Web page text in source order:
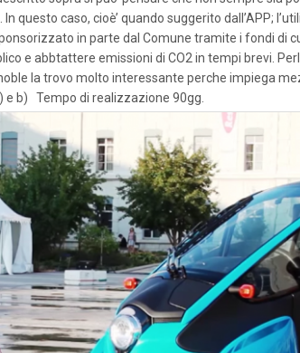
questo caso, cioè’ quando suggerito dall’APP;
in parte dal Comune tramite i fondi di
e abbtattere emissioni di CO2 in tempi brevi.
la trovo molto interessante perche impiega
b) Tempo di realizzazione 90gg.